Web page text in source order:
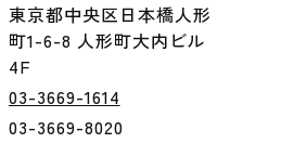
東京都中央区日本橋人形
町1-6-8 人形町大内ビル
4F
03-3669-1614
03-3669-8020